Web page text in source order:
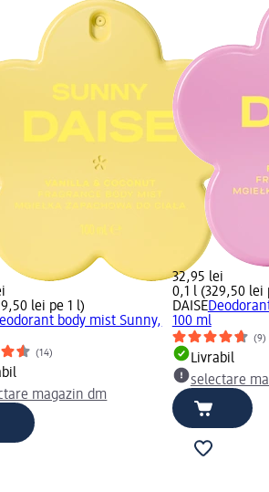
lei pe 1 l)
body mist Sunny,
(14)
magazin dm
32,95 lei
0,1 l (329,50 lei
DAISE
100 ml
(9)
Livrabil
selectare